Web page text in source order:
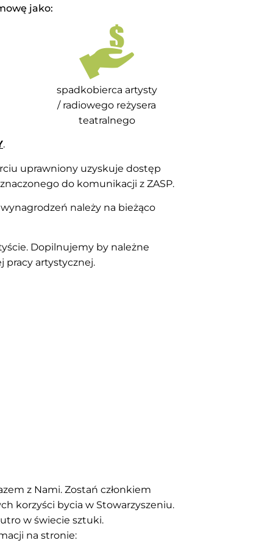
jako:
spadkobierca artysty
/ radiowego reżysera
teatralnego
.
uprawniony uzyskuje dostęp
do komunikacji z ZASP.
należy na bieżąco
Dopilnujemy by należne
pracy artystycznej.
z Nami. Zostań członkiem
korzyści bycia w Stowarzyszeniu.
w świecie sztuki.
na stronie: